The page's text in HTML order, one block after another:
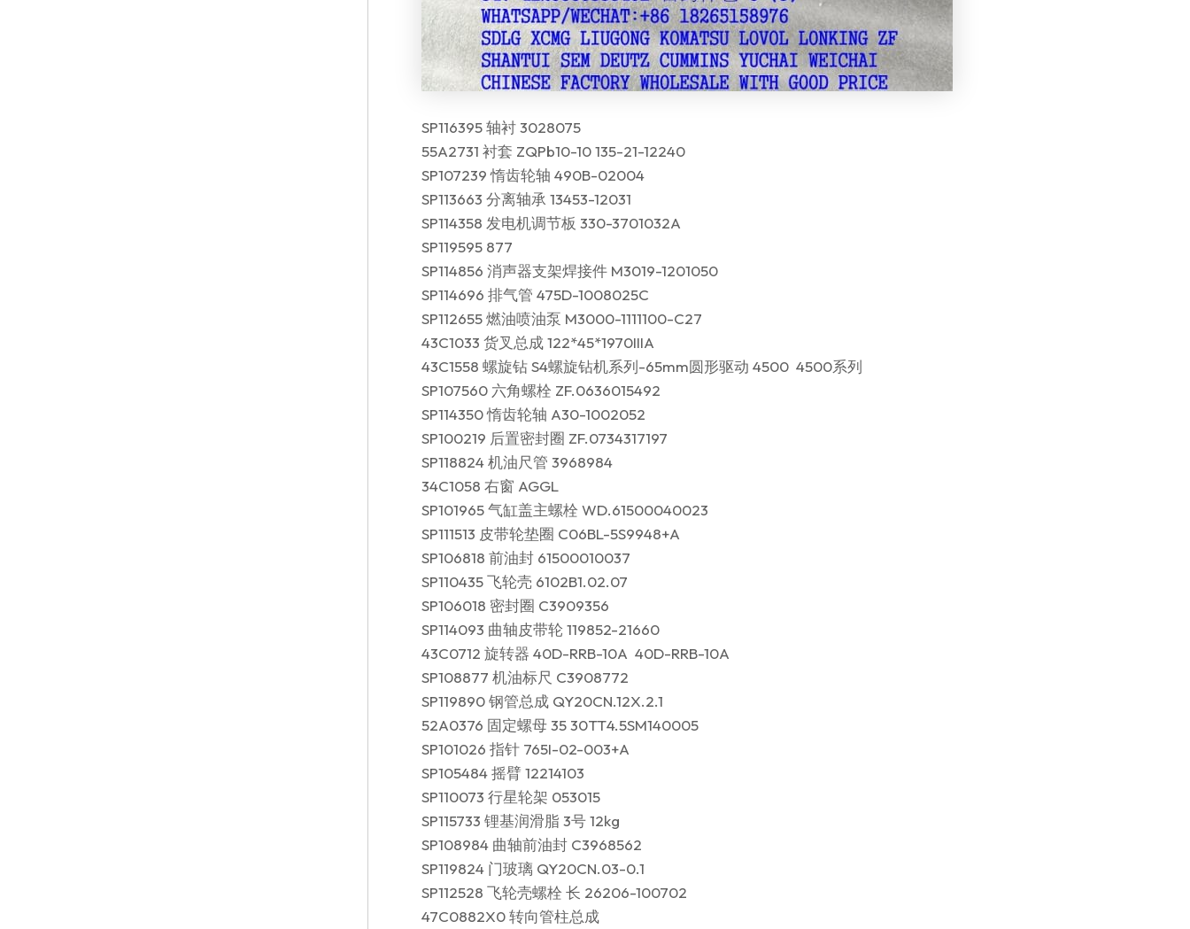
SP116395 轴衬 3028075
55A2731 衬套 ZQPb10-10 135-21-12240
SP107239 惰齿轮轴 490B-02004
SP113663 分离轴承 13453-12031
SP114358 发电机调节板 330-3701032A
SP119595 877
SP114856 消声器支架焊接件 M3019-1201050
SP114696 排气管 475D-1008025C
SP112655 燃油喷油泵 M3000-1111100-C27
43C1033 货叉总成 122*45*1970IIIA
43C1558 螺旋钻 S4螺旋钻机系列-65mm圆形驱动 4500 4500系列
SP107560 六角螺栓 ZF.0636015492
SP114350 惰齿轮轴 A30-1002052
SP100219 后置密封圈 ZF.0734317197
SP118824 机油尺管 3968984
34C1058 右窗 AGGL
SP101965 气缸盖主螺栓 WD.61500040023
SP111513 皮带轮垫圈 C06BL-5S9948+A
SP106818 前油封 61500010037
SP110435 飞轮壳 6102B1.02.07
SP106018 密封圈 C3909356
SP114093 曲轴皮带轮 119852-21660
43C0712 旋转器 40D-RRB-10A 40D-RRB-10A
SP108877 机油标尺 C3908772
SP119890 钢管总成 QY20CN.12X.2.1
52A0376 固定螺母 35 30TT4.5SM140005
SP101026 指针 765I-02-003+A
SP105484 摇臂 12214103
SP110073 行星轮架 053015
SP115733 锂基润滑脂 3号 12kg
SP108984 曲轴前油封 C3968562
SP119824 门玻璃 QY20CN.03-0.1
SP112528 飞轮壳螺栓 长 26206-100702
47C0882X0 转向管柱总成